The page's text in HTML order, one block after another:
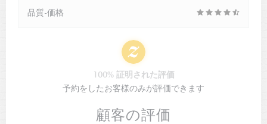
顧客の評価
品質-価格
100% 証明された評価
予約をしたお客様のみが評価できます